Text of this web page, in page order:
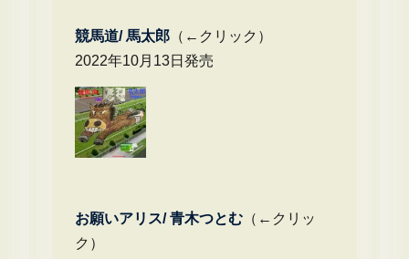
競馬道/ 馬太郎（←クリック）
2022年10月13日発売
お願いアリス/ 青木つとむ（←クリッ
ク）